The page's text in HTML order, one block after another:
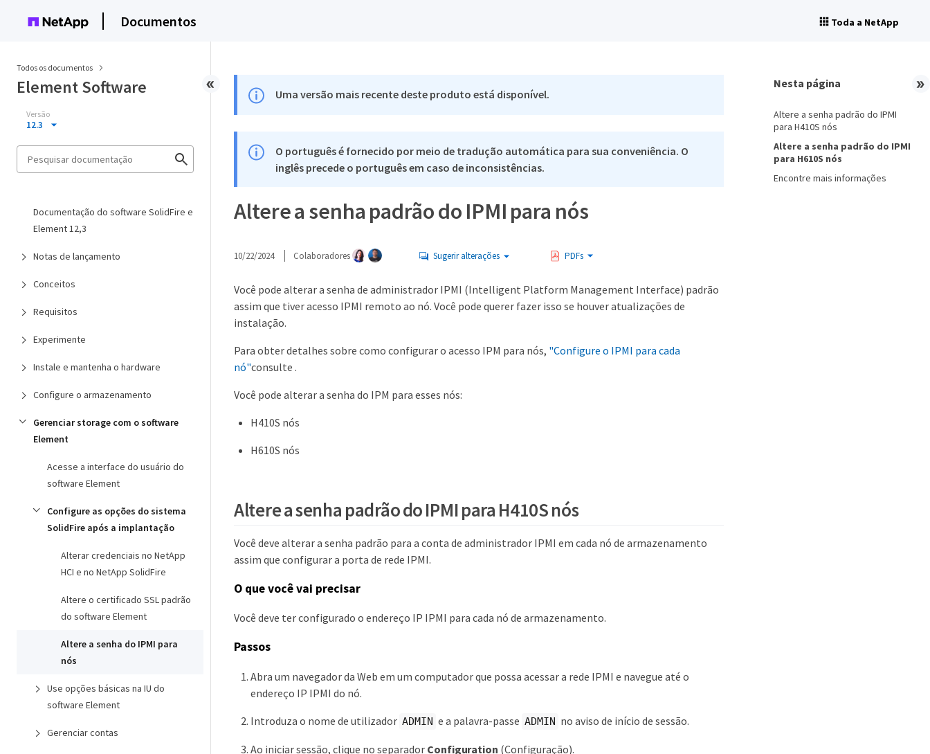
Documentos Toda a NetApp
Todos os documentos
Element Software
Versão
12.3
Documentação do software SolidFire e
Element 12,3
Notas de lançamento
Conceitos
Requisitos
Experimente
Instale e mantenha o hardware
Configure o armazenamento
Gerenciar storage com o software
Element
Acesse a interface do usuário do
software Element
Configure as opções do sistema
SolidFire após a implantação
Alterar credenciais no NetApp
HCI e no NetApp SolidFire
Altere o certificado SSL padrão
do software Element
Altere a senha do IPMI para
nós
Use opções básicas na IU do
software Element
Gerenciar contas
Uma versão mais recente deste produto está disponível.
O português é fornecido por meio de tradução automática para sua conveniência. O
inglês precede o português em caso de inconsistências.
Altere a senha padrão do IPMI para nós
10/22/2024 Colaboradores Sugerir alterações PDFs
Você pode alterar a senha de administrador IPMI (Intelligent Platform Management Interface) padrão
assim que tiver acesso IPMI remoto ao nó. Você pode querer fazer isso se houver atualizações de
instalação.
Para obter detalhes sobre como configurar o acesso IPM para nós, "Configure o IPMI para cada
nó"consulte .
Você pode alterar a senha do IPM para esses nós:
H410S nós
H610S nós
Altere a senha padrão do IPMI para H410S nós
Você deve alterar a senha padrão para a conta de administrador IPMI em cada nó de armazenamento
assim que configurar a porta de rede IPMI.
O que você vai precisar
Você deve ter configurado o endereço IP IPMI para cada nó de armazenamento.
Passos
Abra um navegador da Web em um computador que possa acessar a rede IPMI e navegue até o
endereço IP IPMI do nó.
Introduza o nome de utilizador ADMIN e a palavra-passe ADMIN no aviso de início de sessão.
Ao iniciar sessão, clique no separador Configuration (Configuração).
Nesta página
Altere a senha padrão do IPMI
para H410S nós
Altere a senha padrão do IPMI
para H610S nós
Encontre mais informações